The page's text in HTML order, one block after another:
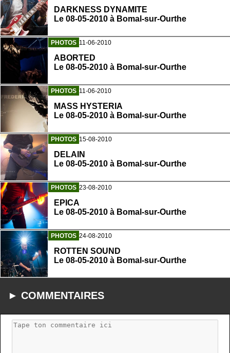
DARKNESS DYNAMITE
Le 08-05-2010 à Bomal-sur-Ourthe
PHOTOS 11-06-2010
ABORTED
Le 08-05-2010 à Bomal-sur-Ourthe
PHOTOS 11-06-2010
MASS HYSTERIA
Le 08-05-2010 à Bomal-sur-Ourthe
PHOTOS 15-08-2010
DELAIN
Le 08-05-2010 à Bomal-sur-Ourthe
PHOTOS 23-08-2010
EPICA
Le 08-05-2010 à Bomal-sur-Ourthe
PHOTOS 24-08-2010
ROTTEN SOUND
Le 08-05-2010 à Bomal-sur-Ourthe
► COMMENTAIRES